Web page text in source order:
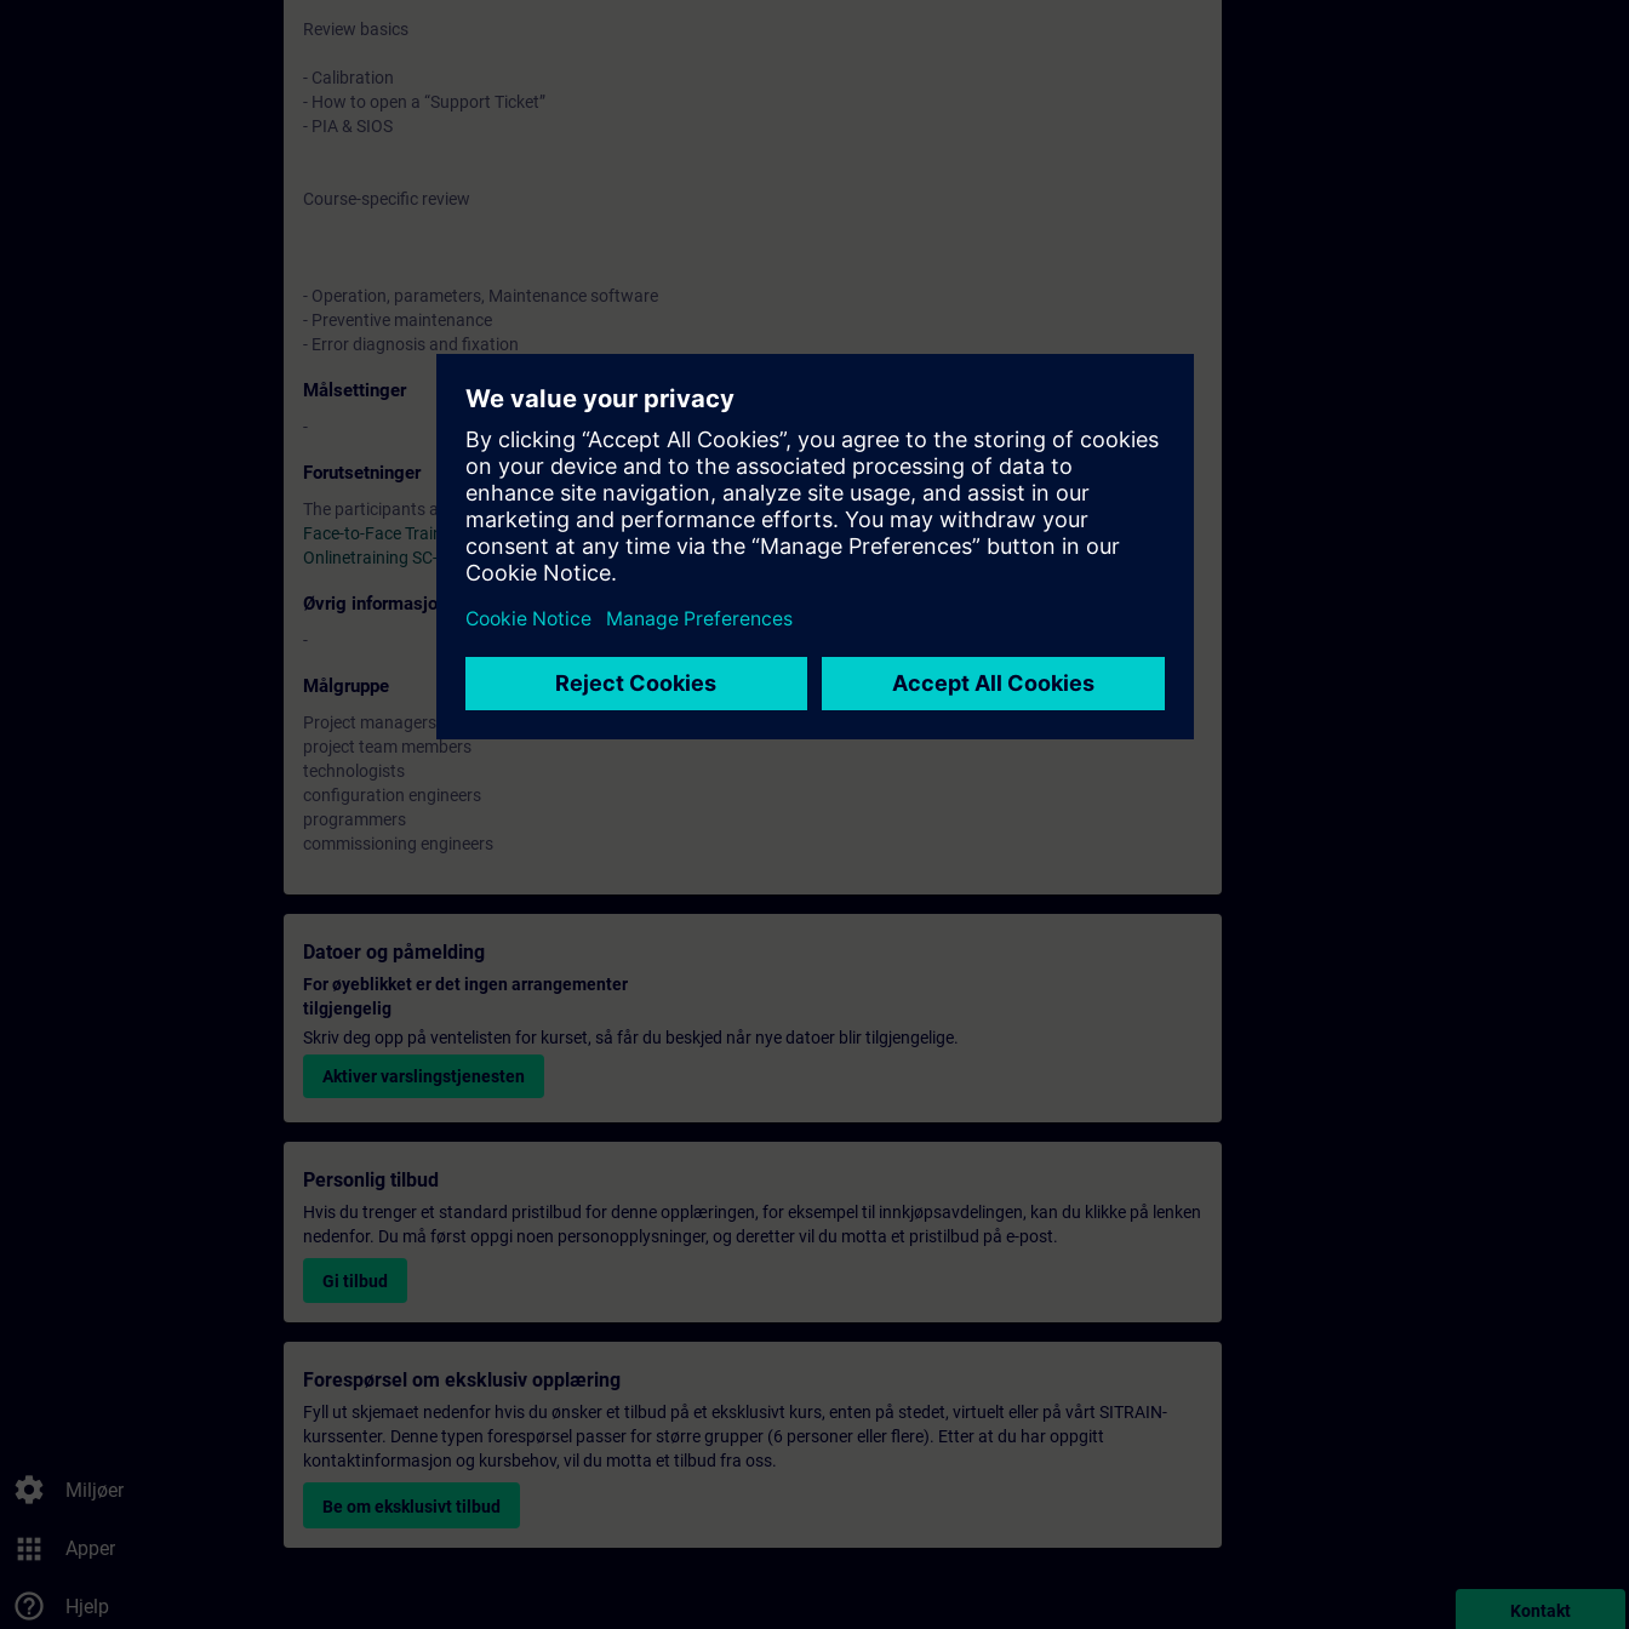
settings Miljøer
apps Apper
help_outline Hjelp
Review basics
- Calibration
- How to open a “Support Ticket”
- PIA & SIOS
Course-specific review
- Operation, parameters, Maintenance software
- Preventive maintenance
- Error diagnosis and fixation
Målsettinger
-
Forutsetninger
The participants are required to have attended the CGA basic course SC-G-UL23.
Face-to-Face Training SC-G-UL23
Onlinetraining SC-G-UL23
Øvrig informasjon
-
Målgruppe
Project managers
project team members
technologists
configuration engineers
programmers
commissioning engineers
Datoer og påmelding
For øyeblikket er det ingen arrangementer
tilgjengelig
Skriv deg opp på ventelisten for kurset, så får du beskjed når nye datoer blir tilgjengelige.
Aktiver varslingstjenesten
Personlig tilbud
Hvis du trenger et standard pristilbud for denne opplæringen, for eksempel til innkjøpsavdelingen, kan du klikke på lenken
nedenfor. Du må først oppgi noen personopplysninger, og deretter vil du motta et pristilbud på e-post.
Gi tilbud
Forespørsel om eksklusiv opplæring
Fyll ut skjemaet nedenfor hvis du ønsker et tilbud på et eksklusivt kurs, enten på stedet, virtuelt eller på vårt SITRAIN-
kurssenter. Denne typen forespørsel passer for større grupper (6 personer eller flere). Etter at du har oppgitt
kontaktinformasjon og kursbehov, vil du motta et tilbud fra oss.
Be om eksklusivt tilbud
Kontakt